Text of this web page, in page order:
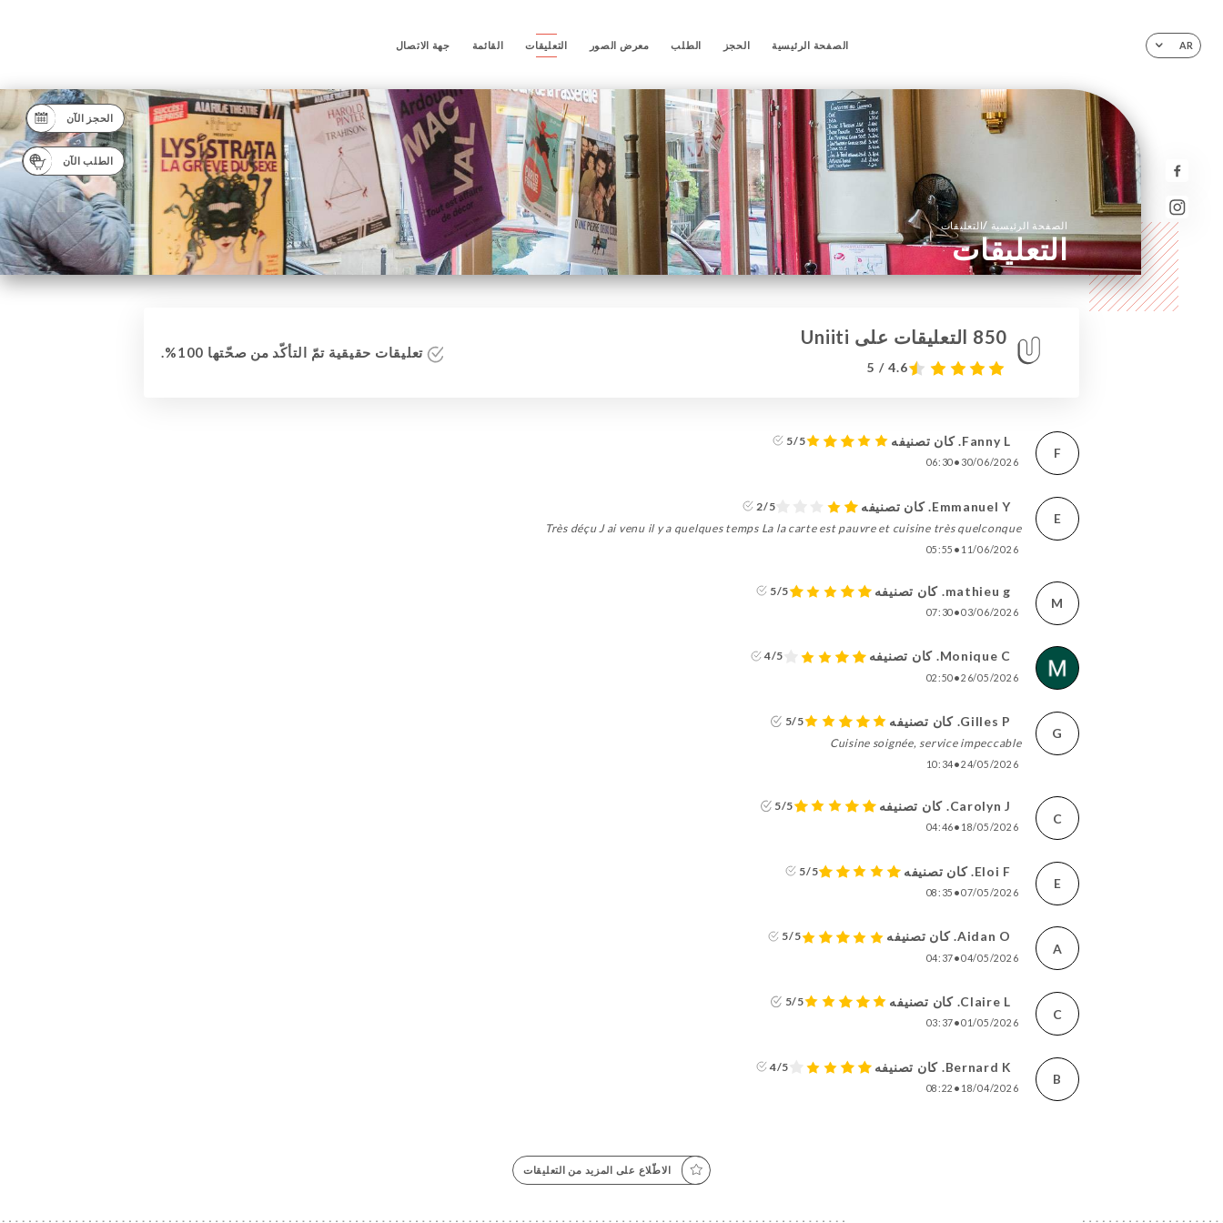
AR الصفحة الرئيسية الحجز الطلب معرض الصور التعليقات القائمة جهة الاتصال
الحجز الآن
الطلب الآن
الصفحة الرئيسية /التعليقات
التعليقات
850 التعليقات على Uniiti
4.6 / 5
تعليقات حقيقية تمّ التأكّد من صحّتها 100%.
F
Fanny L. كان تصنيفه 5/5
30/06/2026
•
06:30
E
Emmanuel Y. كان تصنيفه
2/5
Très déçu J ai venu il y a quelques temps La la carte est pauvre et cuisine très quelconque
11/06/2026
•
05:55
M
mathieu g. كان تصنيفه 5/5
03/06/2026
•
07:30
Monique C. كان تصنيفه 4/5
26/05/2026
•
02:50
G
Gilles P. كان تصنيفه
5/5
Cuisine soignée, service impeccable
24/05/2026
•
10:34
C
Carolyn J. كان تصنيفه 5/5
18/05/2026
•
04:46
E
Eloi F. كان تصنيفه 5/5
07/05/2026
•
08:35
A
Aidan O. كان تصنيفه 5/5
04/05/2026
•
04:37
C
Claire L. كان تصنيفه 5/5
01/05/2026
•
03:37
B
Bernard K. كان تصنيفه 4/5
18/04/2026
•
08:22
الاطّلاع على المزيد من التعليقات